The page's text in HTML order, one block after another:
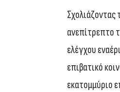
Σχολιάζοντας
ανεπίτρεπτο
ελέγχου
επιβατικό
εκατομμύριο